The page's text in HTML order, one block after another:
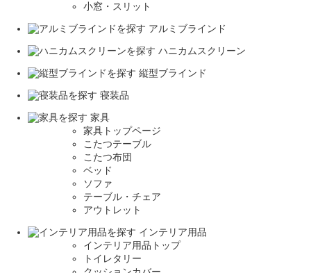
小窓・スリット
アルミブラインド
ハニカムスクリーン
縦型ブラインド
寝装品
家具
家具トップページ
こたつテーブル
こたつ布団
ベッド
ソファ
テーブル・チェア
アウトレット
インテリア用品
インテリア用品トップ
トイレタリー